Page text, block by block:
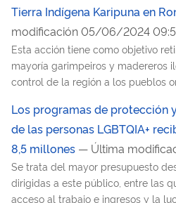
Tierra Indígena Karipuna en
modificación 05/06/2024
Esta acción tiene como objetivo
mayoría garimpeiros y madereros
control de la región a los pueblos
Los programas de protección
de las personas LGBTQIA+
8,5 millones — Última
Se trata del mayor presupuesto
dirigidas a este público, entre las
acceso al trabajo e ingresos y la